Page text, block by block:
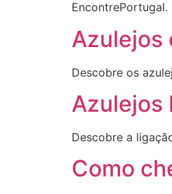
EncontrePortugal.
Azulejos
Descobre os
Azulejos
Descobre a
Como